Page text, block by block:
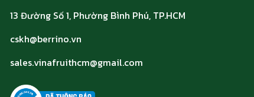
13 Đường Số 1, Phường Bình Phú, TP.HCM
cskh@berrino.vn
sales.vinafruithcm@gmail.com